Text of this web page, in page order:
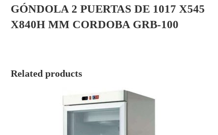
GÓNDOLA 2 PUERTAS DE 1017 X545
X840H MM CORDOBA GRB-100
Related products